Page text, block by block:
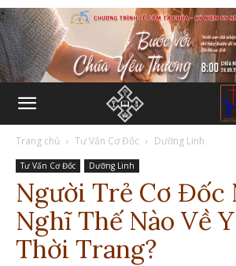
Trang chủ Tư Vấn Cơ Đốc Dưỡng Linh
Tư Vấn Cơ Đốc Dưỡng Linh
Người Trẻ Cơ Đốc
Nghĩ Thế Nào Về
Thời Trang?